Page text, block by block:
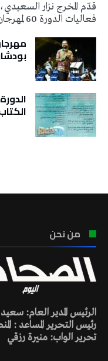
فعاليات الدورة 60 لمهرجان …
الكتاب
من نحن
الرئيس المدير العام:
رئيس التحرير المساعد :
تحرير الواب: منيرة رزقي